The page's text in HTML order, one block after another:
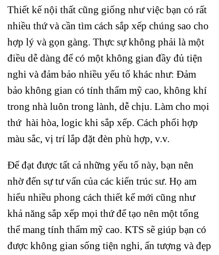
Thiết kế nội thất cũng giống như việc bạn có rất
nhiều thứ và cần tìm cách sắp xếp chúng sao cho
hợp lý và gọn gàng. Thực sự không phải là một
điều dễ dàng để có một không gian đầy đủ tiện
nghi và đảm bảo nhiều yếu tố khác như: Đảm
bảo không gian có tính thẩm mỹ cao, không khí
trong nhà luôn trong lành, dễ chịu. Làm cho mọi
thứ hài hòa, logic khi sắp xếp. Cách phối hợp
màu sắc, vị trí lắp đặt đèn phù hợp, v.v.
Để đạt được tất cả những yếu tố này, bạn nên
nhờ đến sự tư vấn của các kiến ​​trúc sư. Họ am
hiểu nhiều phong cách thiết kế mới cũng như
khả năng sắp xếp mọi thứ để tạo nên một tổng
thể mang tính thẩm mỹ cao. KTS sẽ giúp bạn có
được không gian sống tiện nghi, ấn tượng và đẹp